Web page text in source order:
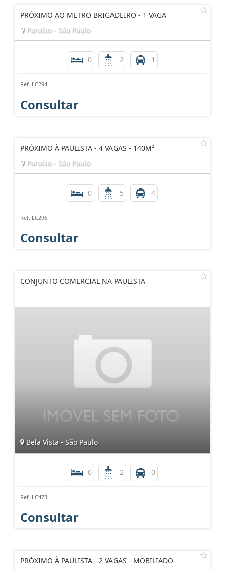
PRÓXIMO AO METRO BRIGADEIRO - 1 VAGA
Paraíso - São Paulo
0 2 1
Ref. LC294
Consultar
PRÓXIMO À PAULISTA - 4 VAGAS - 140M²
Paraíso - São Paulo
0 5 4
Ref. LC296
Consultar
CONJUNTO COMERCIAL NA PAULISTA
Bela Vista - São Paulo
0 2 0
Ref. LC473
Consultar
PRÓXIMO À PAULISTA - 2 VAGAS - MOBILIADO